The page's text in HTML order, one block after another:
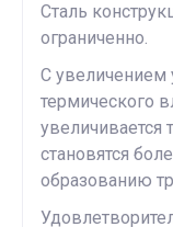
Сталь
ограниченно.
С увеличением
термического
увеличивается
становятся
образованию